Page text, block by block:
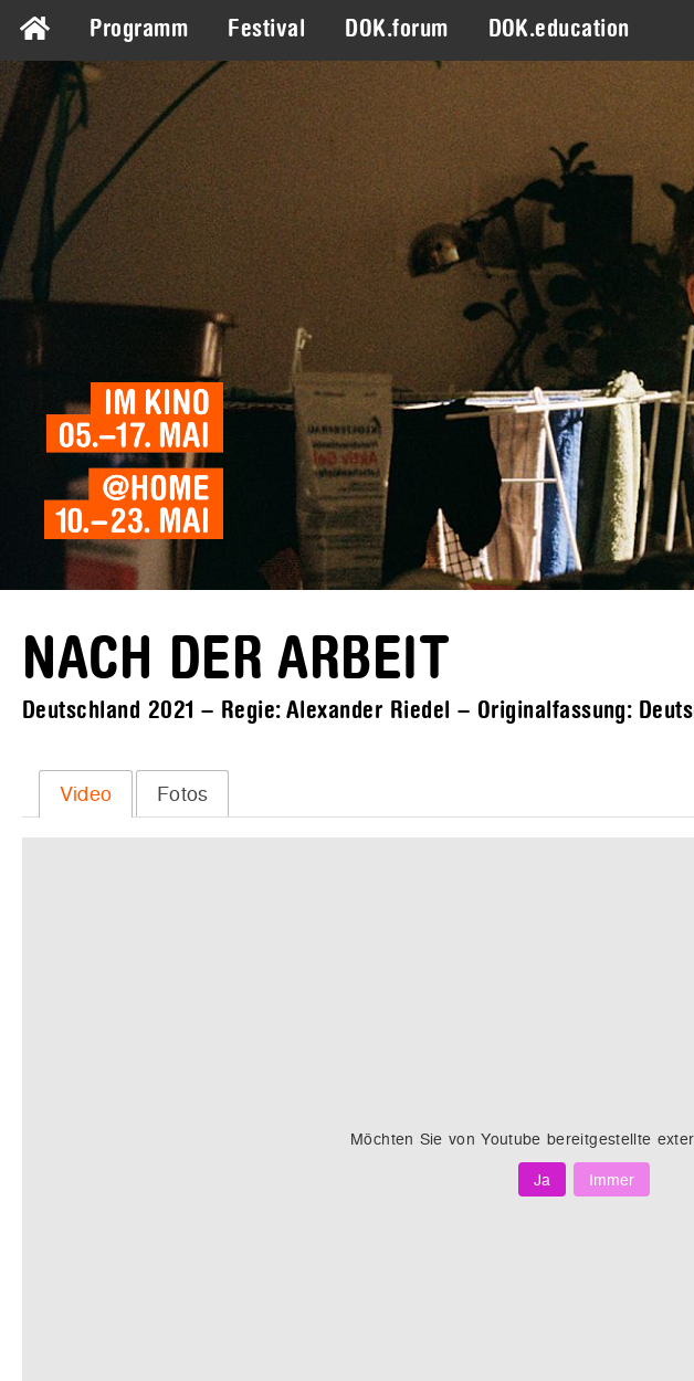
Programm Festival DOK.forum DOK.education
NACH DER ARBEIT
Deutschland 2021 – Regie: Alexander Riedel – Originalfassung:
Video Fotos
Möchten Sie vonYoutube bereitgestellte
Ja
Immer